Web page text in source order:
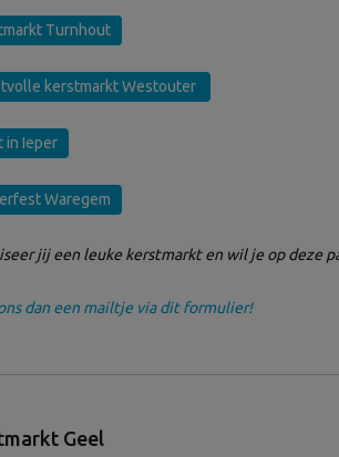
Turnhout
kerstmarkt Westouter
in Ieper
Waregem
jij een leuke kerstmarkt en wil je op deze
dan een mailtje via dit formulier!
Geel